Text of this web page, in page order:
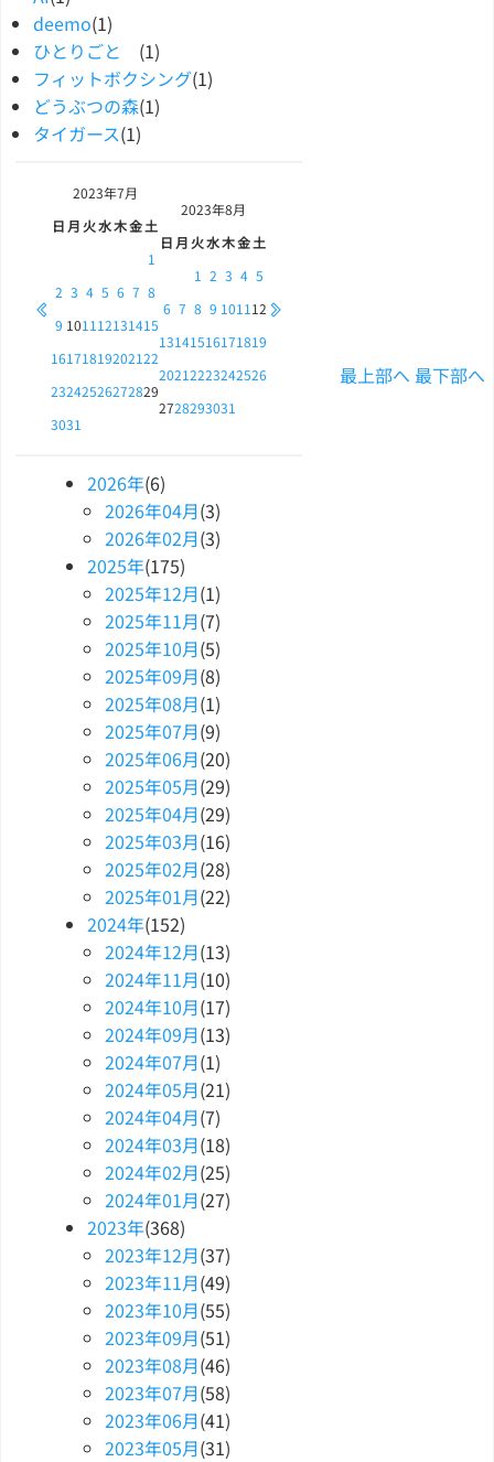
deemo(1)
ひとりごと (1)
フィットボクシング(1)
どうぶつの森(1)
タイガース(1)
2023年7月
日 月 火水木金土
1
2 3 4 5 6 7 8
9 101112131415
16171819202122
23242526272829
3031
2023年8月
日 月 火水木金土
1 2 3 4 5
6 7 8 9 101112
13141516171819
20212223242526
2728293031
2026年(6)
2026年04月(3)
2026年02月(3)
2025年(175)
2025年12月(1)
2025年11月(7)
2025年10月(5)
2025年09月(8)
2025年08月(1)
2025年07月(9)
2025年06月(20)
2025年05月(29)
2025年04月(29)
2025年03月(16)
2025年02月(28)
2025年01月(22)
2024年(152)
2024年12月(13)
2024年11月(10)
2024年10月(17)
2024年09月(13)
2024年07月(1)
2024年05月(21)
2024年04月(7)
2024年03月(18)
2024年02月(25)
2024年01月(27)
2023年(368)
2023年12月(37)
2023年11月(49)
2023年10月(55)
2023年09月(51)
2023年08月(46)
2023年07月(58)
2023年06月(41)
2023年05月(31)
最上部へ 最下部へ